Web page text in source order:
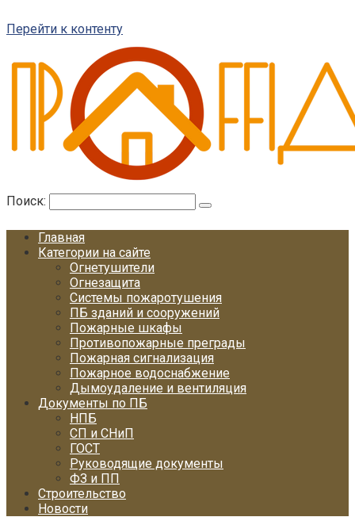
Перейти к контенту
Поиск:
Главная
Категории на сайте
Огнетушители
Огнезащита
Системы пожаротушения
ПБ зданий и сооружений
Пожарные шкафы
Противопожарные преграды
Пожарная сигнализация
Пожарное водоснабжение
Дымоудаление и вентиляция
Документы по ПБ
НПБ
СП и СНиП
ГОСТ
Руководящие документы
ФЗ и ПП
Строительство
Новости